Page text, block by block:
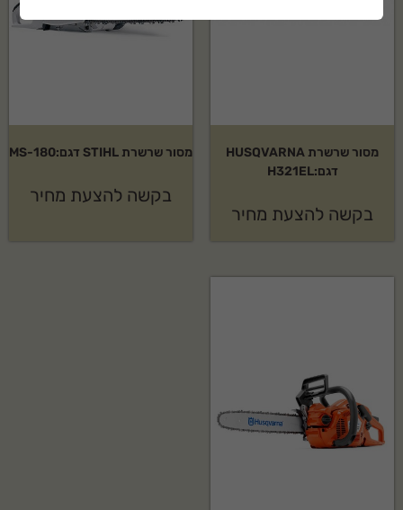
מסור שרשרת HUSQVARNA
דגם:H321EL
בקשה להצעת מחיר
מסור שרשרת STIHL דגם:MS-180
בקשה להצעת מחיר